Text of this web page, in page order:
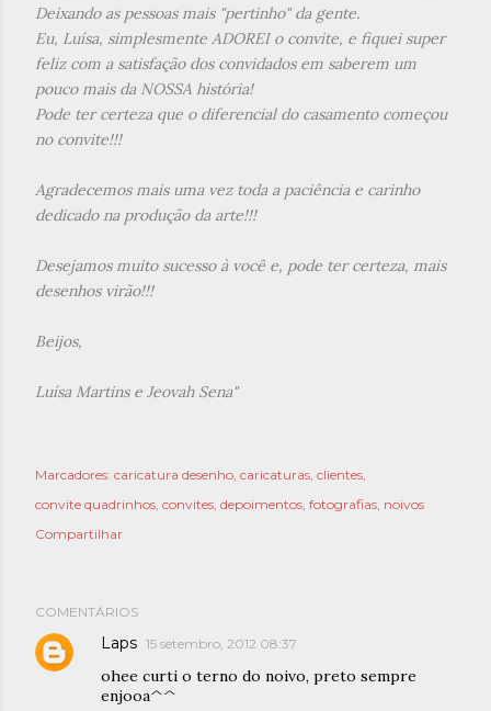
Deixando as pessoas mais "pertinho" da gente.
Eu, Luísa, simplesmente ADOREI o convite, e fiquei super
feliz com a satisfação dos convidados em saberem um
pouco mais da NOSSA história!
Pode ter certeza que o diferencial do casamento começou
no convite!!!
Agradecemos mais uma vez toda a paciência e carinho
dedicado na produção da arte!!!
Desejamos muito sucesso à você e, pode ter certeza, mais
desenhos virão!!!
Beijos,
Luísa Martins e Jeovah Sena"
Marcadores: caricatura desenho caricaturas clientes
convite quadrinhos convites depoimentos fotografias noivos
Compartilhar
COMENTÁRIOS
Laps 15 setembro, 2012 08:37
ohee curti o terno do noivo, preto sempre
enjooa^^